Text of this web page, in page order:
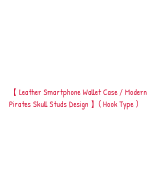
【 Leather Smartphone Wallet Case / Modern
Pirates Skull Studs Design 】( Hook Type )